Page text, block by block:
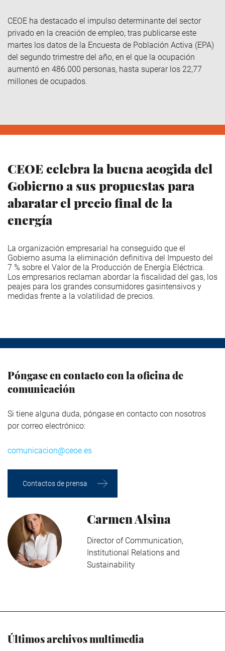
CEOE ha destacado el impulso determinante del sector
privado en la creación de empleo, tras publicarse este
martes los datos de la Encuesta de Población Activa (EPA)
del segundo trimestre del año, en el que la ocupación
aumentó en 486.000 personas, hasta superar los 22,77
millones de ocupados.
CEOE celebra la buena acogida del
Gobierno a sus propuestas para
abaratar el precio final de la
energía
La organización empresarial ha conseguido que el
Gobierno asuma la eliminación definitiva del Impuesto del
7 % sobre el Valor de la Producción de Energía Eléctrica.
Los empresarios reclaman abordar la fiscalidad del gas, los
peajes para los grandes consumidores gasintensivos y
medidas frente a la volatilidad de precios.
Póngase en contacto con la oficina de
comunicación
Si tiene alguna duda, póngase en contacto con nosotros
por correo electrónico:
comunicacion@ceoe.es
Contactos de prensa
Carmen Alsina
Director of Communication,
Institutional Relations and
Sustainability
Últimos archivos multimedia